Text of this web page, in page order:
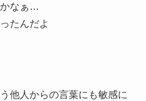
かなぁ…
たんだよ
他人からの言葉にも敏感に